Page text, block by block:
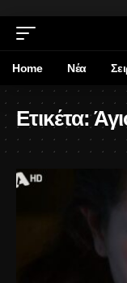
Home Νέα
Ετικέτα: